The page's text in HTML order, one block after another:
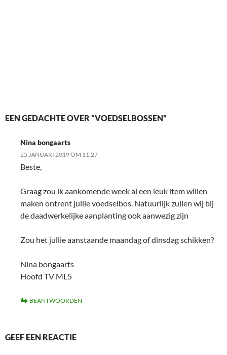
EEN GEDACHTE OVER “VOEDSELBOSSEN”
Nina bongaarts
25 JANUARI 2019 OM 11:27
Beste,
Graag zou ik aankomende week al een leuk item willen
maken ontrent jullie voedselbos. Natuurlijk zullen wij bij
de daadwerkelijke aanplanting ook aanwezig zijn
Zou het jullie aanstaande maandag of dinsdag schikken?
Nina bongaarts
Hoofd TV ML5
BEANTWOORDEN
GEEF EEN REACTIE